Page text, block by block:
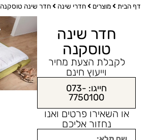
דף הבית מוצרים חדרי שינה חדר שינה טוסקנה
חדר שינה
טוסקנה
לקבלת הצעת מחיר
וייעוץ חינם
חייגו: 073-
7750100
או השאירו פרטים ואנו
נחזור אליכם